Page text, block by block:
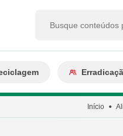
Início